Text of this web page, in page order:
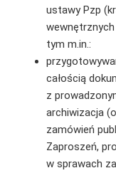
ustawy Pzp
tym m.in.:
całością
z
archiwizacja
zamówień
Zaproszeń,
w sprawach